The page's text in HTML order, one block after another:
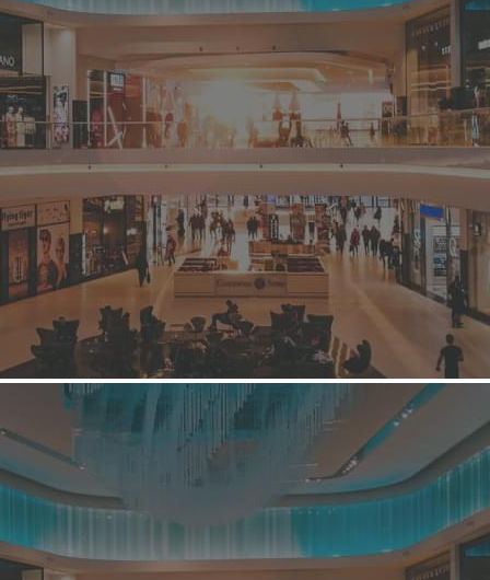
Торговый центр
Левый берег
Связаться с торговым центром
Торговый центр "Левый берег" расположен в Левобережном
районе города Воронежа около Вогрэсовского моста и ДК им.
С.М. Кирова, в непосредственной близости к остановкам
общественного транспорта и дороге регионального значения
"Курск-Воронеж-Саратов". Неоспоримым преимуществом ТЦ
Левый берег является его расположение в слаб...
5460 (+5)